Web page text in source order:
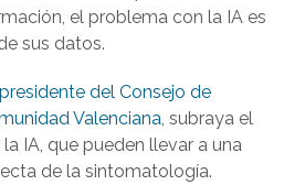
el problema con la IA es
sus datos.
, presidente del Consejo de
Valenciana , subraya el
IA, que pueden llevar a una
de la sintomatología.